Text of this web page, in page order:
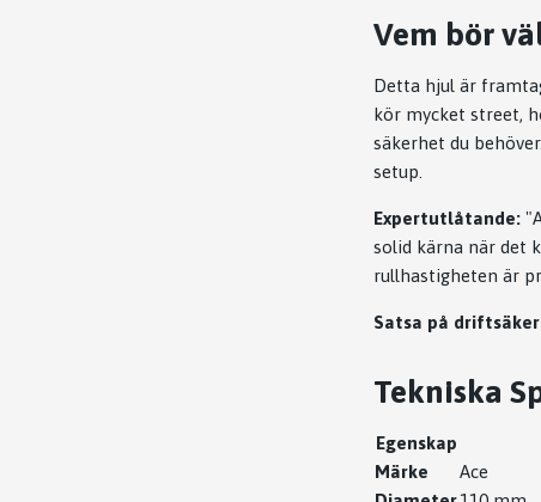
Vem bör
Detta hjul är
kör mycket street,
säkerhet du
setup.
Expertutlåtande:
solid kärna när det
rullhastigheten är
Satsa på
Tekniska
Egenskap
Märke
Ace